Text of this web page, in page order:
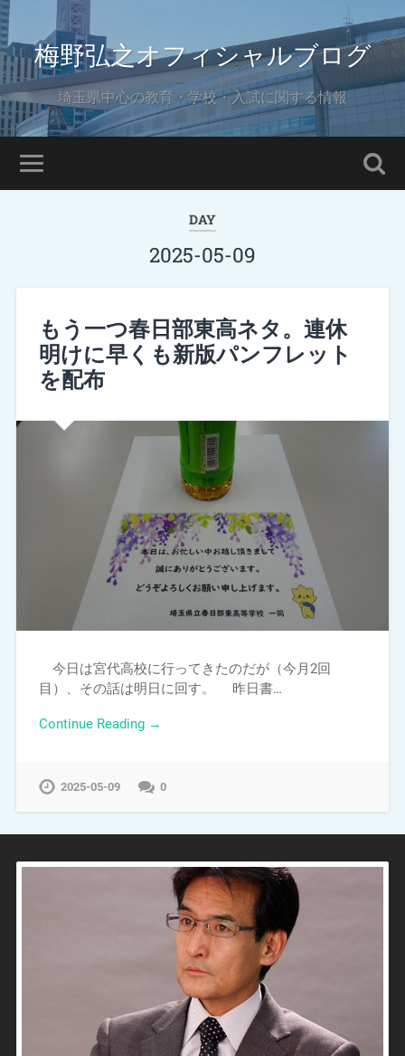
梅野弘之オフィシャルブログ
埼玉県中心の教育・学校・入試に関する情報
DAY
2025-05-09
もう一つ春日部東高ネタ。連休
明けに早くも新版パンフレット
を配布
今日は宮代高校に行ってきたのだが（今月2回
目）、その話は明日に回す。 昨日書…
Continue Reading →
2025-05-09 0